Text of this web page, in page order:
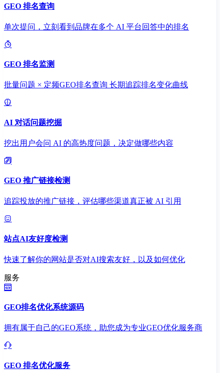
GEO 排名查询
单次提问，立刻看到品牌在多个 AI 平台回答中的排名
GEO 排名监测
批量问题 × 定频GEO排名查询 长期追踪排名变化曲线
AI 对话问题挖掘
挖出用户会问 AI 的高热度问题，决定做哪些内容
GEO 推广链接检测
追踪投放的推广链接，评估哪些渠道真正被 AI 引用
站点AI友好度检测
快速了解你的网站是否对AI搜索友好，以及如何优化
服务
GEO排名优化系统源码
拥有属于自己的GEO系统，助您成为专业GEO优化服务商
GEO 排名优化服务